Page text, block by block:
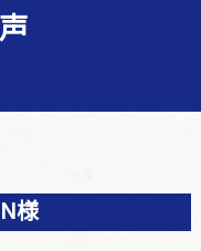
様